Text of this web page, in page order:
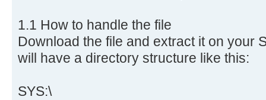
1.1 How to handle the file
Download the file and extract it on your
will have a directory structure like this:
SYS:\